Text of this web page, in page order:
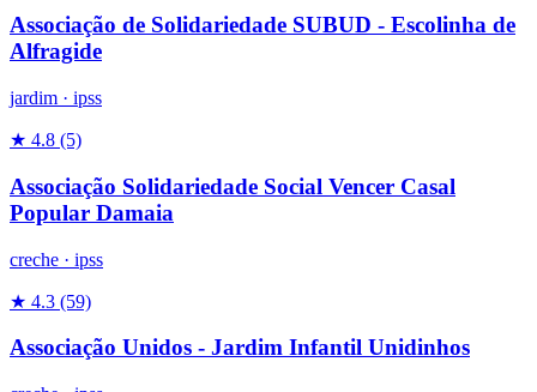
Associação de Solidariedade SUBUD - Escolinha de
Alfragide
jardim · ipss
★ 4.8 (5)
Associação Solidariedade Social Vencer Casal
Popular Damaia
creche · ipss
★ 4.3 (59)
Associação Unidos - Jardim Infantil Unidinhos